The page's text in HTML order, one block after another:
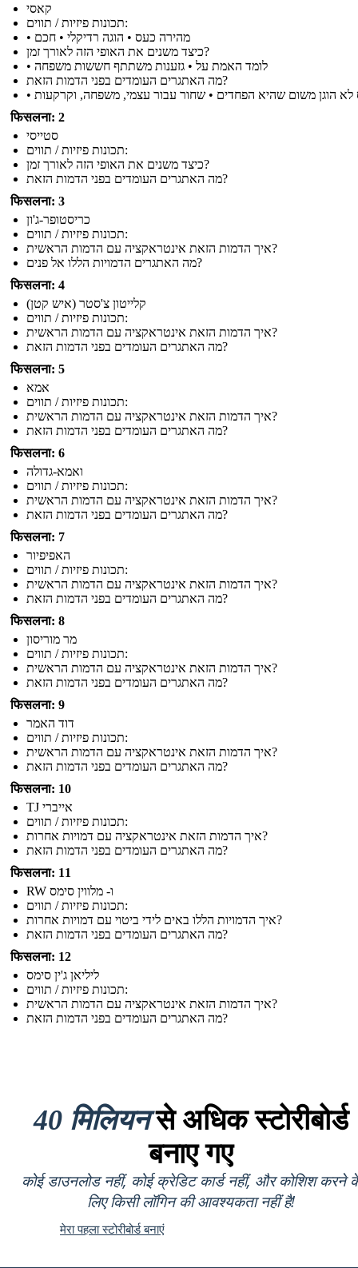
קאסי
תכונות פיזיות / תווים:
• מהירה כעס • הוגה רדיקלי • חכם
כיצד משנים את האופי הזה לאורך זמן?
• לומד האמת על • גזענות משתתף חששות משפחה
מה האתגרים העומדים בפני הדמות הזאת?
לא הוגן משום שהיא הפחדים • שחור עבור עצמי, משפחה, וקרקעות
फिसलना: 2
סטייסי
תכונות פיזיות / תווים:
כיצד משנים את האופי הזה לאורך זמן?
מה האתגרים העומדים בפני הדמות הזאת?
फिसलना: 3
כריסטופר-ג'ון
תכונות פיזיות / תווים:
איך הדמות הזאת אינטראקציה עם הדמות הראשית?
מה האתגרים הדמויות הללו אל פנים?
फिसलना: 4
קלייטון צ'סטר (איש קטן)
תכונות פיזיות / תווים:
איך הדמות הזאת אינטראקציה עם הדמות הראשית?
מה האתגרים העומדים בפני הדמות הזאת?
फिसलना: 5
אמא
תכונות פיזיות / תווים:
איך הדמות הזאת אינטראקציה עם הדמות הראשית?
מה האתגרים העומדים בפני הדמות הזאת?
फिसलना: 6
ואמא-גדולה
תכונות פיזיות / תווים:
איך הדמות הזאת אינטראקציה עם הדמות הראשית?
מה האתגרים העומדים בפני הדמות הזאת?
फिसलना: 7
האפיפיור
תכונות פיזיות / תווים:
איך הדמות הזאת אינטראקציה עם הדמות הראשית?
מה האתגרים העומדים בפני הדמות הזאת?
फिसलना: 8
מר מוריסון
תכונות פיזיות / תווים:
איך הדמות הזאת אינטראקציה עם הדמות הראשית?
מה האתגרים העומדים בפני הדמות הזאת?
फिसलना: 9
דוד האמר
תכונות פיזיות / תווים:
איך הדמות הזאת אינטראקציה עם הדמות הראשית?
מה האתגרים העומדים בפני הדמות הזאת?
फिसलना: 10
TJ אייברי
תכונות פיזיות / תווים:
איך הדמות הזאת אינטראקציה עם דמויות אחרות?
מה האתגרים העומדים בפני הדמות הזאת?
फिसलना: 11
RW ו- מלווין סימס
תכונות פיזיות / תווים:
איך הדמויות הללו באים לידי ביטוי עם דמויות אחרות?
מה האתגרים העומדים בפני הדמות הזאת?
फिसलना: 12
ליליאן ג'ין סימס
תכונות פיזיות / תווים:
איך הדמות הזאת אינטראקציה עם הדמות הראשית?
מה האתגרים העומדים בפני הדמות הזאת?
40 मिलियनसे अधिक स्टोरीबोर्ड
बनाए गए
कोई डाउनलोड नहीं, कोई क्रेडिट कार्ड नहीं, और कोशिश करने
लिए किसी लॉगिन की आवश्यकता नहीं है!
मेरा पहला स्टोरीबोर्ड बनाएं